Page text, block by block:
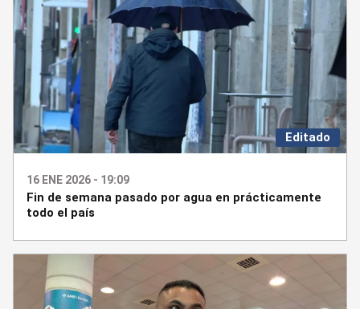
Editado
16 ENE 2026 - 19:09
Fin de semana pasado por agua en prácticamente
todo el país